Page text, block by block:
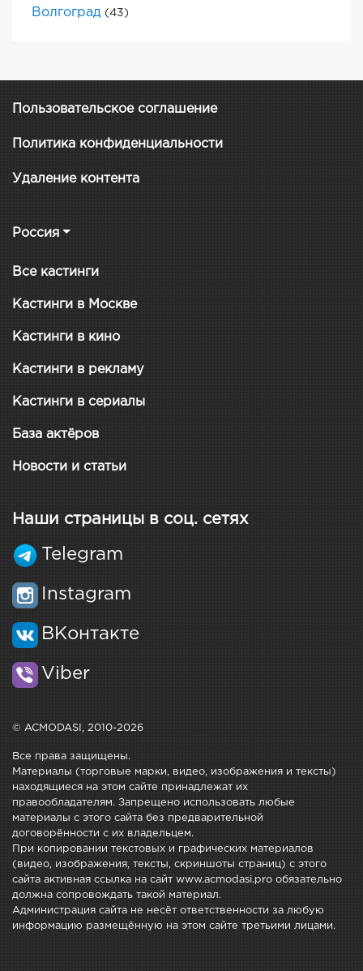
Волгоград (43)
Пользовательское соглашение
Политика конфиденциальности
Удаление контента
Россия
Все кастинги
Кастинги в Москве
Кастинги в кино
Кастинги в рекламу
Кастинги в сериалы
База актёров
Новости и статьи
Наши страницы в соц. сетях
Telegram
Instagram
ВКонтакте
Viber
© ACMODASI, 2010-2026
Все права защищены.
Материалы (торговые марки, видео, изображения и тексты)
находящиеся на этом сайте принадлежат их
правообладателям. Запрещено использовать любые
материалы с этого сайта без предварительной
договорённости с их владельцем.
При копировании текстовых и графических материалов
(видео, изображения, тексты, скриншоты страниц) с этого
сайта активная ссылка на сайт www.acmodasi.pro обязательно
должна сопровождать такой материал.
Администрация сайта не несёт ответственности за любую
информацию размещённую на этом сайте третьими лицами.